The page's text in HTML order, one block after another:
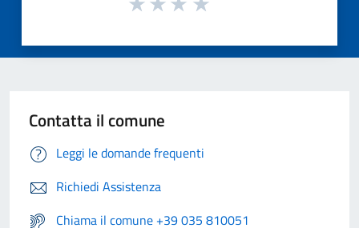
Contatta il comune
Leggi le domande frequenti
Richiedi Assistenza
Chiama il comune +39 035 810051